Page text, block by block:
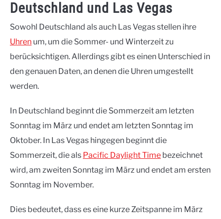
Deutschland und Las Vegas
Sowohl Deutschland als auch Las Vegas stellen ihre
Uhren um, um die Sommer- und Winterzeit zu
berücksichtigen. Allerdings gibt es einen Unterschied in
den genauen Daten, an denen die Uhren umgestellt
werden.
In Deutschland beginnt die Sommerzeit am letzten
Sonntag im März und endet am letzten Sonntag im
Oktober. In Las Vegas hingegen beginnt die
Sommerzeit, die als Pacific Daylight Time bezeichnet
wird, am zweiten Sonntag im März und endet am ersten
Sonntag im November.
Dies bedeutet, dass es eine kurze Zeitspanne im März